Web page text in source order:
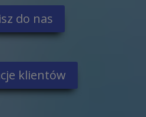
do nas
klientów